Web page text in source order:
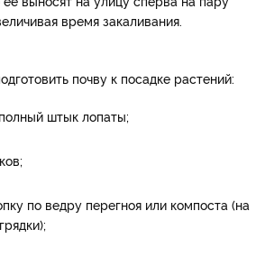
время закаливания.
почву к посадке растений:
штык лопаты;
по ведру перегноя или компоста (на